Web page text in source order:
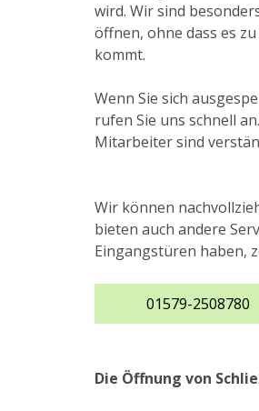
wird. Wir sind
öffnen, ohne dass es
kommt.
Wenn Sie sich
rufen Sie uns schnell
Mitarbeiter sind
Wir können
bieten auch andere
Eingangstüren haben,
01579-2508780
Die Öffnung von